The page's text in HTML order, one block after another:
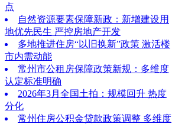
点
自然资源要素保障新政：新增建设用
地优先民生 严控房地产开发
多地推进住房“以旧换新”政策 激活楼
市内需动能
常州市公租房保障政策新规：多维度
认定标准明确
2026年3月全国土拍：规模回升 热度
分化
常州住房公积金贷款政策调整 多维度